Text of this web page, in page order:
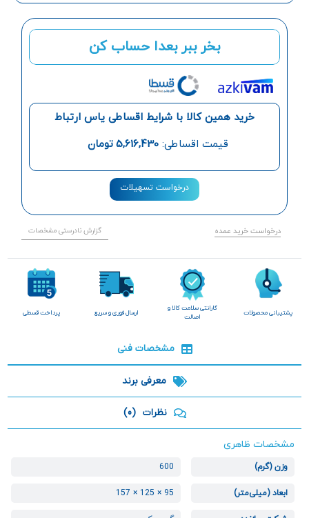
بخر ببر بعدا حساب کن
خرید همین کالا با شرایط اقساطی یاس ارتباط
قیمت اقساطی: 5,616,430 تومان
درخواست تسهیلات
درخواست خرید عمده گزارش نادرستی مشخصات
پشتیبانی محصولات
گارانتی سلامت کالا و
اصالت
ارسال فوری و سریع پرداخت قسطی
مشخصات فنی
معرفی برند
نظرات (0)
مشخصات ظاهری
وزن (گرم) 600
ابعاد (میلی‌متر) 95 × 125 × 157